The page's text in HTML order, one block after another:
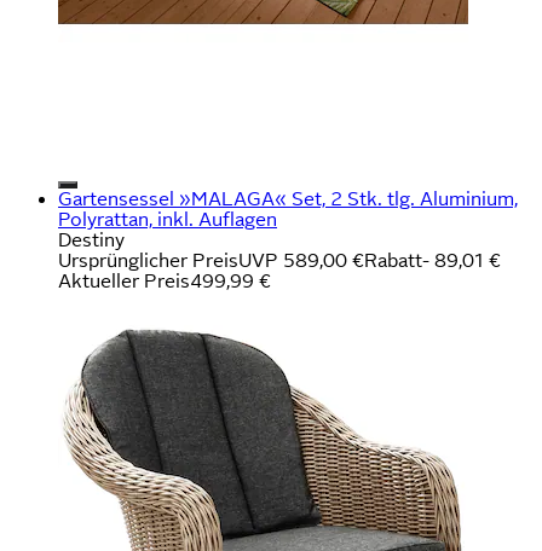
Gartensessel »MALAGA« Set, 2 Stk. tlg. Aluminium,
Polyrattan, inkl. Auflagen
Destiny
Ursprünglicher PreisUVP 589,00 €Rabatt- 89,01 €
Aktueller Preis499,99 €